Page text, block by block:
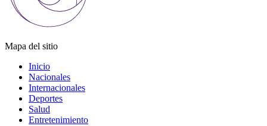
Mapa del sitio
Inicio
Nacionales
Internacionales
Deportes
Salud
Entretenimiento